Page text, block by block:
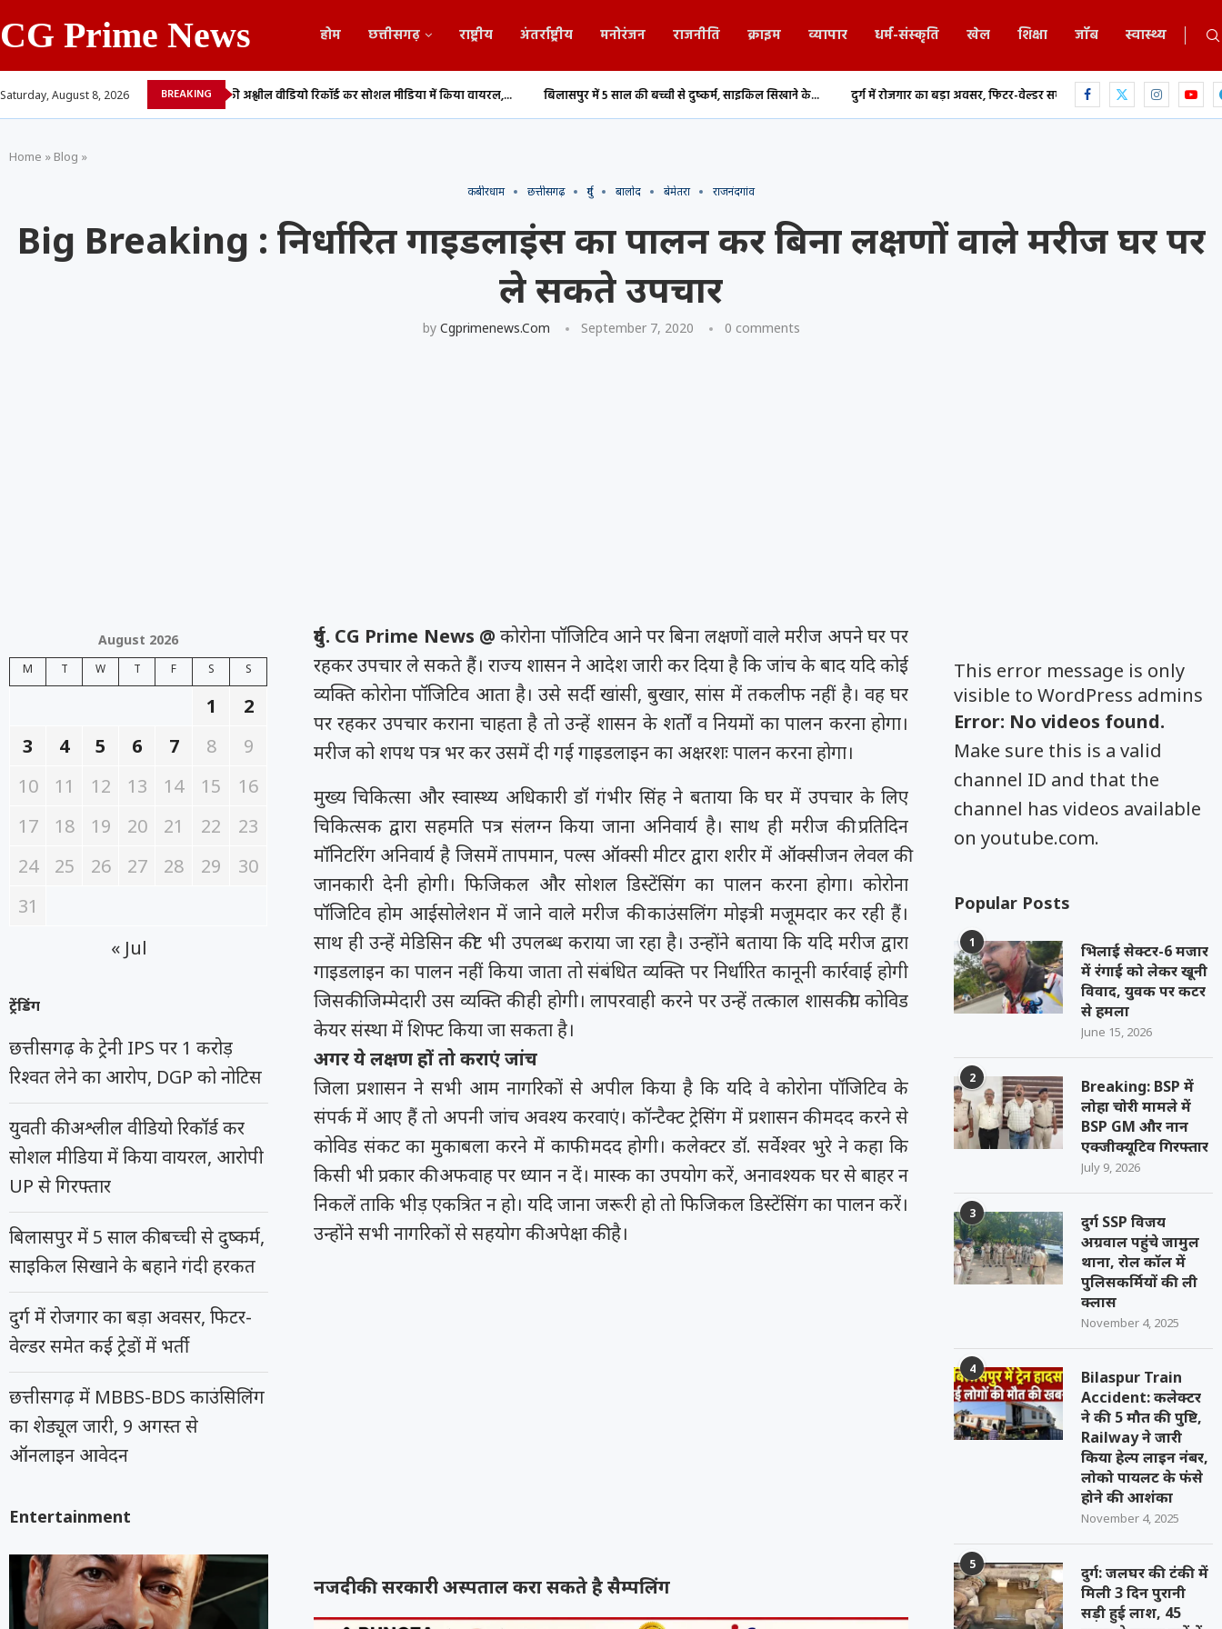
CG Prime News होम छत्तीसगढ़ राष्ट्रीय अंतर्राष्ट्रीय मनोरंजन राजनीति क्राइम व्यापार धर्म-संस्कृति खेल शिक्षा जॉब स्वास्थ्य
Saturday, August 8, 2026 BREAKING
लेने का आरोप,... युवती की अश्लील वीडियो रिकॉर्ड कर सोशल मीडिया में किया वायरल,... बिलासपुर में 5 साल की बच्ची से दुष्कर्म, साइकिल सिखाने के... दुर्ग में रोजगार का बड़ा अवसर, फिटर-वेल्डर समेत कई ट्रेडों में... छत्तीसगढ़ में MBBS-BDS
Home » Blog »
कबीरधाम छत्तीसगढ़ दुर्ग बालोद बेमेतरा राजनंदगांव
Big Breaking : निर्धारित गाइडलाइंस का पालन कर बिना लक्षणों वाले मरीज घर पर
ले सकते उपचार
by Cgprimenews.com September 7, 2020 0 comments
दुर्ग. CG Prime News @ कोरोना पॉजिटिव आने पर बिना लक्षणों वाले मरीज अपने घर पर
रहकर उपचार ले सकते हैं। राज्य शासन ने आदेश जारी कर दिया है कि जांच के बाद यदि कोई
व्यक्ति कोरोना पॉजिटिव आता है। उसे सर्दी खांसी, बुखार, सांस में तकलीफ नहीं है। वह घर
पर रहकर उपचार कराना चाहता है तो उन्हें शासन के शर्तों व नियमों का पालन करना होगा।
मरीज को शपथ पत्र भर कर उसमें दी गई गाइडलाइन का अक्षरशः पालन करना होगा।
मुख्य चिकित्सा और स्वास्थ्य अधिकारी डॉ गंभीर सिंह ने बताया कि घर में उपचार के लिए
चिकित्सक द्वारा सहमति पत्र संलग्न किया जाना अनिवार्य है। साथ ही मरीज की प्रतिदिन
माॅनिटरिंग अनिवार्य है जिसमें तापमान, पल्स ऑक्सी मीटर द्वारा शरीर में ऑक्सीजन लेवल की
जानकारी देनी होगी। फिजिकल और सोशल डिस्टेंसिंग का पालन करना होगा। कोरोना
पॉजिटिव होम आईसोलेशन में जाने वाले मरीज की काउंसलिंग मोइत्री मजूमदार कर रही हैं।
साथ ही उन्हें मेडिसिन कीट भी उपलब्ध कराया जा रहा है। उन्होंने बताया कि यदि मरीज द्वारा
गाइडलाइन का पालन नहीं किया जाता तो संबंधित व्यक्ति पर निर्धारित कानूनी कार्रवाई होगी
जिसकी जिम्मेदारी उस व्यक्ति की ही होगी। लापरवाही करने पर उन्हें तत्काल शासकीय कोविड
केयर संस्था में शिफ्ट किया जा सकता है।
अगर ये लक्षण हों तो कराएं जांच
जिला प्रशासन ने सभी आम नागरिकों से अपील किया है कि यदि वे कोरोना पॉजिटिव के
संपर्क में आए हैं तो अपनी जांच अवश्य करवाएं। कॉन्टैक्ट ट्रेसिंग में प्रशासन की मदद करने से
कोविड संकट का मुकाबला करने में काफी मदद होगी। कलेक्टर डॉ. सर्वेश्वर भुरे ने कहा कि
किसी भी प्रकार की अफवाह पर ध्यान न दें। मास्क का उपयोग करें, अनावश्यक घर से बाहर न
निकलें ताकि भीड़ एकत्रित न हो। यदि जाना जरूरी हो तो फिजिकल डिस्टेंसिंग का पालन करें।
उन्होंने सभी नागरिकों से सहयोग की अपेक्षा की है।
नजदीकी सरकारी अस्पताल करा सकते है सैम्पलिंग
This error message is only
visible to WordPress admins
Error: No videos found.
Make sure this is a valid
channel ID and that the
channel has videos available
on youtube.com.
Popular Posts
1
भिलाई सेक्टर-6 मजार
में रंगाई को लेकर खूनी
विवाद, युवक पर कटर
से हमला
June 15, 2026
2
Breaking: BSP में
लोहा चोरी मामले में
BSP GM और नान
एक्जीक्यूटिव गिरफ्तार
July 9, 2026
3
दुर्ग SSP विजय
अग्रवाल पहुंचे जामुल
थाना, रोल कॉल में
पुलिसकर्मियों की ली
क्लास
November 4, 2025
4
Bilaspur Train
Accident: कलेक्टर
ने की 5 मौत की पुष्टि,
Railway ने जारी
किया हेल्प लाइन नंबर,
लोको पायलट के फंसे
होने की आशंका
November 4, 2025
5
दुर्ग: जलघर की टंकी में
मिली 3 दिन पुरानी
सड़ी हुई लाश, 45
August 2026
M T W T F S S
1
2
3
4 5 6 7 8
9
10
11 12 13 14 15
16
17
18 19 20 21 22
23
24
25 26 27 28 29
30
31
« Jul
ट्रेंडिंग
छत्तीसगढ़ के ट्रेनी IPS पर 1 करोड़
रिश्वत लेने का आरोप, DGP को नोटिस
युवती की अश्लील वीडियो रिकॉर्ड कर
सोशल मीडिया में किया वायरल, आरोपी
UP से गिरफ्तार
बिलासपुर में 5 साल की बच्ची से दुष्कर्म,
साइकिल सिखाने के बहाने गंदी हरकत
दुर्ग में रोजगार का बड़ा अवसर, फिटर-
वेल्डर समेत कई ट्रेडों में भर्ती
छत्तीसगढ़ में MBBS-BDS काउंसिलिंग
का शेड्यूल जारी, 9 अगस्त से
ऑनलाइन आवेदन
Entertainment